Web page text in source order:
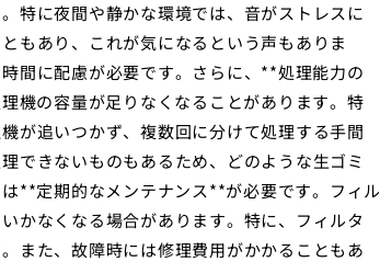
特に夜間や静かな環境では、音がストレスに
もあり、これが気になるという声もありま
間に配慮が必要です。さらに、**処理能力の
機の容量が足りなくなることがあります。特
が追いつかず、複数回に分けて処理する手間
できないものもあるため、どのような生ゴミ
**定期的なメンテナンス**が必要です。フィル
かなくなる場合があります。特に、フィルタ
また、故障時には修理費用がかかることもあ